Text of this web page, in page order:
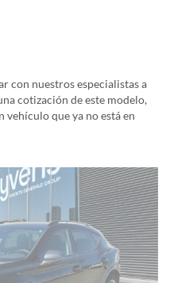
con nuestros especialistas a
cotización de este modelo,
vehículo que ya no está en